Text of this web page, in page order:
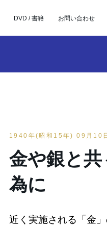
DVD / 書籍 お問い合わせ
1940年(昭和15年) 09月10
金や銀と
為に
近く実施される「金